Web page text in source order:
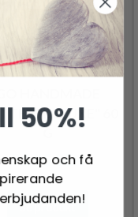
"DELUXE" 60
G
91.95 SEK
Se produkt
50%!
och få